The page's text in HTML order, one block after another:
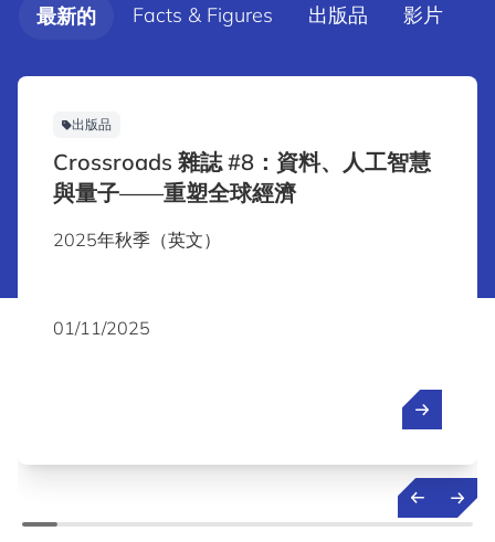
最新的 Facts & Figures 出版品 影片
出版品
Crossroads 雜誌 #8：資料、人工智慧
與量子——重塑全球經濟
2025年秋季（英文）
01/11/2025